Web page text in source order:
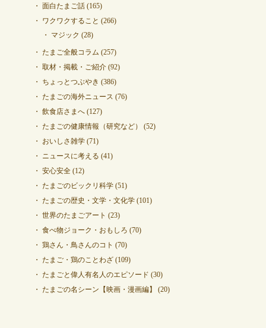
面白たまご話(165)
ワクワクすること (266)
マジック (28)
たまご全般コラム (257)
取材・掲載・ご紹介(92)
ちょっとつぶやき (386)
たまごの海外ニュース (76)
飲食店さまへ(127)
たまごの健康情報（研究など）
(52)
おいしさ雑学(71)
ニュースに考える (41)
安心安全(12)
たまごのビックリ科学(51)
たまごの歴史・文学・文化学(101)
世界のたまごアート (23)
食べ物ジョーク・おもしろ (70)
鶏さん・鳥さんのコト (70)
たまご・鶏のことわざ(109)
たまごと偉人有名人のエピソード (30)
たまごの名シーン【映画・漫画編】
(20)